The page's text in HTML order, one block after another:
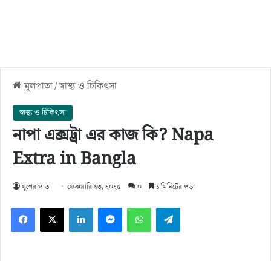
মূলপাতা/স্বাস্থ্য ও চিকিৎসা
স্বাস্থ্য ও চিকিৎসা
নাপা এক্সট্রা এর কাজ কি? Napa
Extra in Bangla
যুগের পাতা ফেব্রুয়ারি ২৩, ২০২৫ ০ ১ মিনিটের পড়া
Facebook
X LinkedInMessengerWhatsAppTelegram